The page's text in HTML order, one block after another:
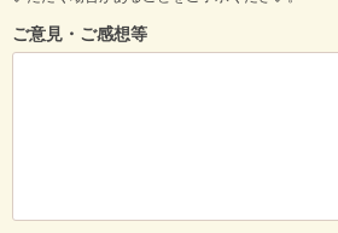
ご意見・ご感想等